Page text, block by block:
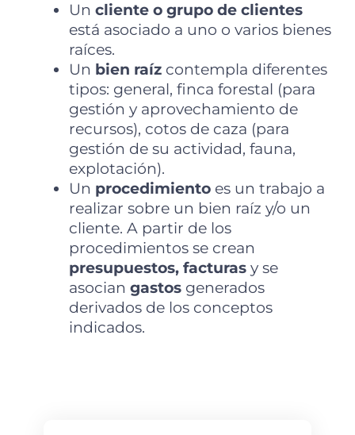
Un cliente o grupo de clientes
está asociado a uno o varios bienes
raíces.
Un bien raíz contempla diferentes
tipos: general, finca forestal (para
gestión y aprovechamiento de
recursos), cotos de caza (para
gestión de su actividad, fauna,
explotación).
Un procedimiento es un trabajo a
realizar sobre un bien raíz y/o un
cliente. A partir de los
procedimientos se crean
presupuestos, facturas y se
asocian gastos generados
derivados de los conceptos
indicados.